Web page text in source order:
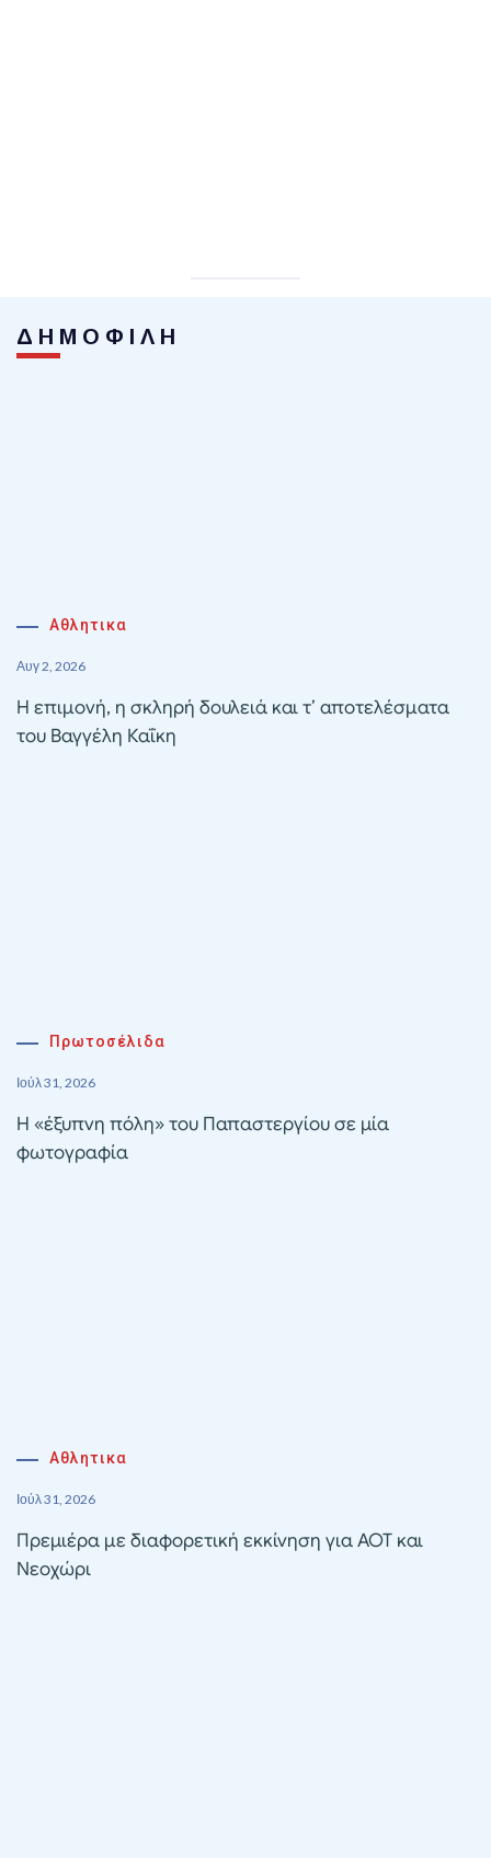
ΔΗΜΟΦΙΛΗ
Αθλητικα
Αυγ 2, 2026
Η επιμονή, η σκληρή δουλειά και τ’ αποτελέσματα
του Βαγγέλη Καΐκη
Πρωτοσέλιδα
Ιούλ 31, 2026
Η «έξυπνη πόλη» του Παπαστεργίου σε μία
φωτογραφία
Αθλητικα
Ιούλ 31, 2026
Πρεμιέρα με διαφορετική εκκίνηση για ΑΟΤ και
Νεοχώρι